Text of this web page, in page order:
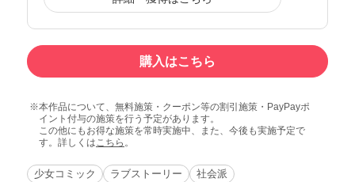
購入はこちら
本作品について、無料施策・クーポン等の割引施策・PayPayポ
イント付与の施策を行う予定があります。
この他にもお得な施策を常時実施中、また、今後も実施予定で
す。詳しくは こちら 。
少女コミック ラブストーリー
社会派